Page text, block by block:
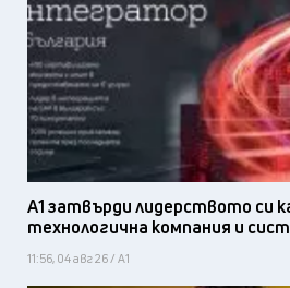
А1 затвърди лидерството си
технологична компания и
11:56, 04 авг 26 / А1